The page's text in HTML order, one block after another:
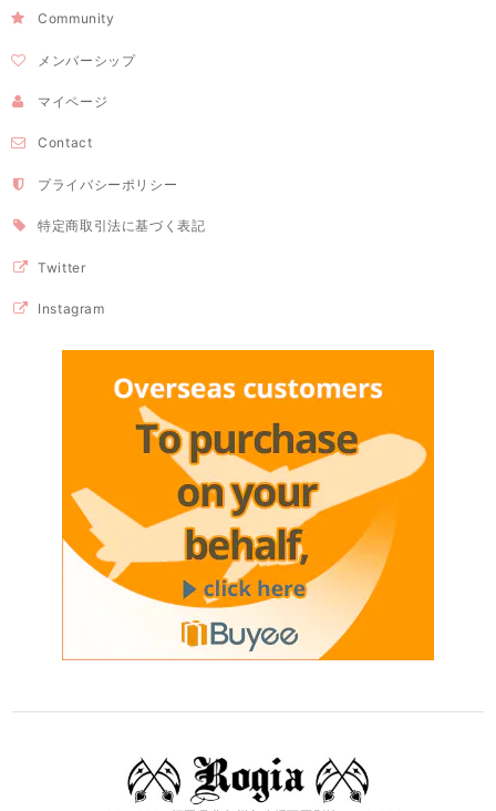
Community
メンバーシップ
マイページ
Contact
プライバシーポリシー
特定商取引法に基づく表記
Twitter
Instagram